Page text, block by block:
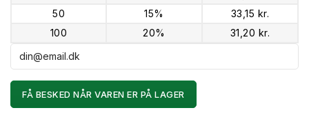
50
15%
33,15 kr.
100
20% 31,20 kr.
FÅ BESKED NÅR VAREN ER PÅ LAGER